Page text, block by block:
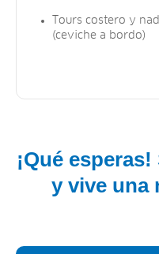
Tours costero y
(ceviche a bordo)
¡Qué
y vive una